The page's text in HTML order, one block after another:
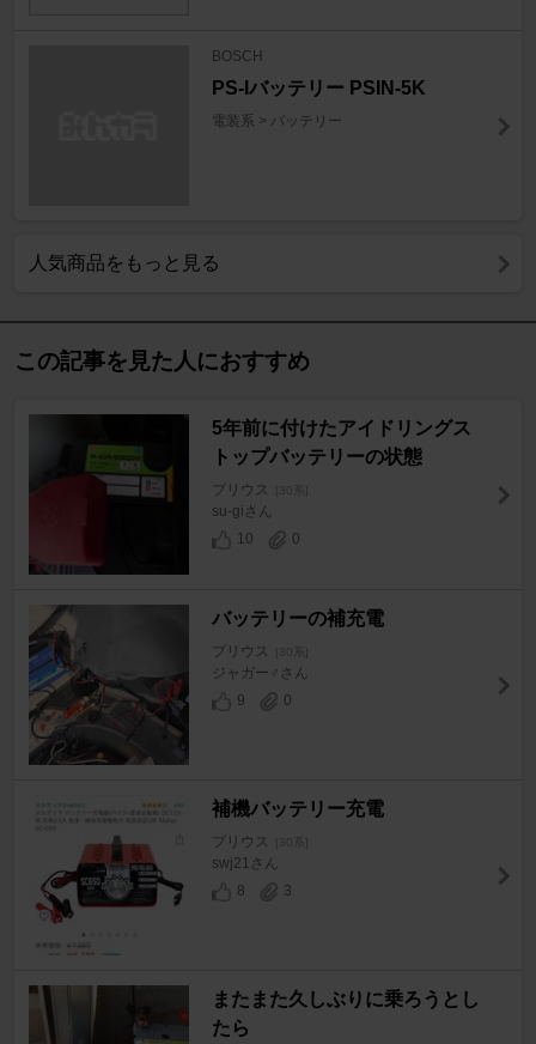
BOSCH
PS-Iバッテリー PSIN-5K
電装系 > バッテリー
人気商品をもっと見る
この記事を見た人におすすめ
5年前に付けたアイドリングス
トップバッテリーの状態
プリウス [30系]
su-giさん
10
0
バッテリーの補充電
プリウス [30系]
ジャガー♂さん
9
0
補機バッテリー充電
プリウス [30系]
swj21さん
8
3
またまた久しぶりに乗ろうとし
たら